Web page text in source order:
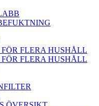
FLERA HUSHÅLL
FLERA HUSHÅLL